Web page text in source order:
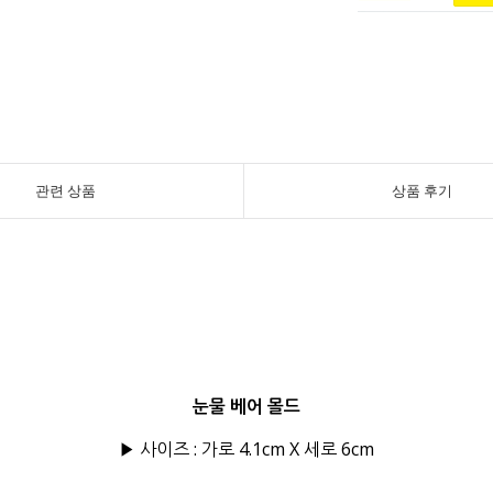
관련 상품 상품 후기
눈물 베어 몰드
▶ 사이즈 : 가로 4.1cm X 세로 6cm